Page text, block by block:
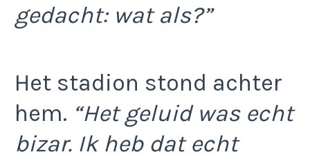
gedacht: wat als?”
Het stadion stond achter
hem. “Het geluid was echt
bizar. Ik heb dat echt